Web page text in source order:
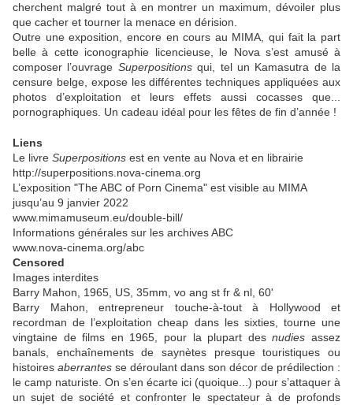
cherchent malgré tout à en montrer un maximum, dévoiler plus
que cacher et tourner la menace en dérision.
Outre une exposition, encore en cours au MIMA, qui fait la part
belle à cette iconographie licencieuse, le Nova s’est amusé à
composer l’ouvrage Superpositionsqui, tel un Kamasutra de la
censure belge, expose les différentes techniques appliquées aux
photos d’exploitation et leurs effets aussi cocasses que...
pornographiques. Un cadeau idéal pour les fêtes de fin d’année !
Liens
Le livre Superpositions est en vente au Nova et en librairie
http://superpositions.nova-cinema.org
L’exposition "The ABC of Porn Cinema" est visible au MIMA
jusqu’au 9 janvier 2022
www.mimamuseum.eu/double-bill/
Informations générales sur les archives ABC
www.nova-cinema.org/abc
Censored
Images interdites
Barry Mahon, 1965, US, 35mm, vo ang st fr & nl, 60'
Barry Mahon, entrepreneur touche-à-tout à Hollywood et
recordman de l’exploitation cheap dans les sixties, tourne une
vingtaine de films en 1965, pour la plupart desnudies assez
banals, enchaînements de saynètes presque touristiques ou
histoires aberrantes se déroulant dans son décor de prédilection :
le camp naturiste. On s’en écarte ici (quoique...) pour s’attaquer à
un sujet de société et confronter le spectateur à de profonds